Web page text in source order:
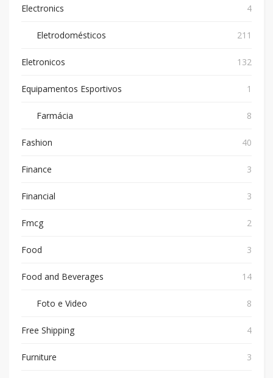
Electronics 4
Eletrodomésticos 211
Eletronicos 132
Equipamentos Esportivos 1
Farmácia 8
Fashion 40
Finance 3
Financial 3
Fmcg 2
Food 3
Food and Beverages 14
Foto e Video 8
Free Shipping 4
Furniture 3